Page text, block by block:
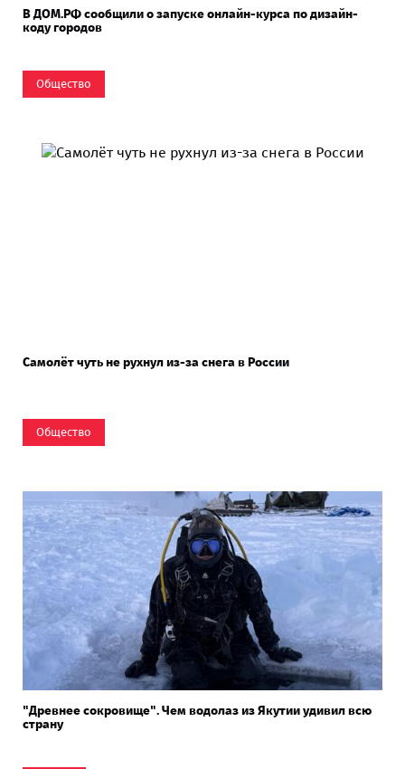
В ДОМ.РФ сообщили о запуске онлайн-курса по дизайн-
коду городов
Общество
Самолёт чуть не рухнул из-за снега в России
Общество
"Древнее сокровище". Чем водолаз из Якутии удивил всю
страну